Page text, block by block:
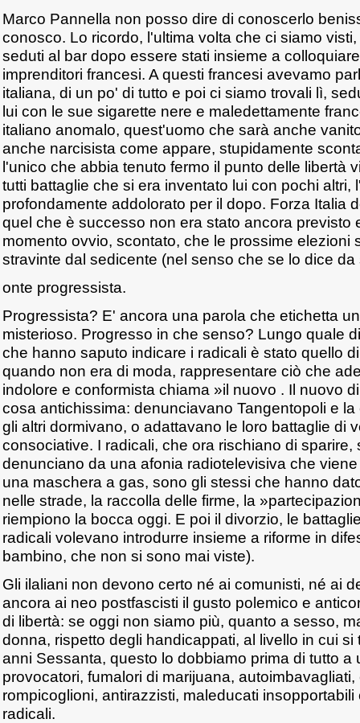
Marco Pannella non posso dire di conoscerlo
conosco. Lo ricordo, l'ultima volta che ci siamo
seduti al bar dopo essere stati insieme a
imprenditori francesi. A questi francesi avevamo
italiana, di un po' di tutto e poi ci siamo trovali lì,
lui con le sue sigarette nere e maledettamente
italiano anomalo, quest'uomo che sarà anche
anche narcisista come appare, stupidamente
l'unico che abbia tenuto fermo il punto delle libertà
tutti battaglie che si era inventato lui con pochi altri,
profondamente addolorato per il dopo. Forza Italia
quel che è successo non era stato ancora previsto
momento ovvio, scontato, che le prossime elezioni
stravinte dal sedicente (nel senso che se lo dice da
onte progressista.
Progressista? E' ancora una parola che etichetta
misterioso. Progresso in che senso? Lungo quale
che hanno saputo indicare i radicali è stato quello
quando non era di moda, rappresentare ciò che
indolore e conformista chiama »il nuovo . Il nuovo
cosa antichissima: denunciavano Tangentopoli e
gli altri dormivano, o adattavano le loro battaglie di
consociative. I radicali, che ora rischiano di
denunciano da una afonia radiotelevisiva che
una maschera a gas, sono gli stessi che hanno
nelle strade, la raccolla delle firme, la
riempiono la bocca oggi. E poi il divorzio, le
radicali volevano introdurre insieme a riforme in
bambino, che non si sono mai viste).
Gli ilaliani non devono certo né ai comunisti, né ai
ancora ai neo postfascisti il gusto polemico e
di libertà: se oggi non siamo più, quanto a sesso,
donna, rispetto degli handicappati, al livello in cui si
anni Sessanta, questo lo dobbiamo prima di tutto a
provocatori, fumalori di marijuana,
rompicoglioni, antirazzisti, maleducati
radicali.